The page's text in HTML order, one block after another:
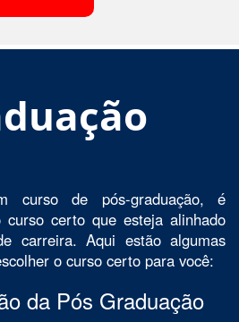
curso de pós-graduação, é
curso certo que esteja alinhado
carreira. Aqui estão algumas
o curso certo para você:
da Pós Graduação